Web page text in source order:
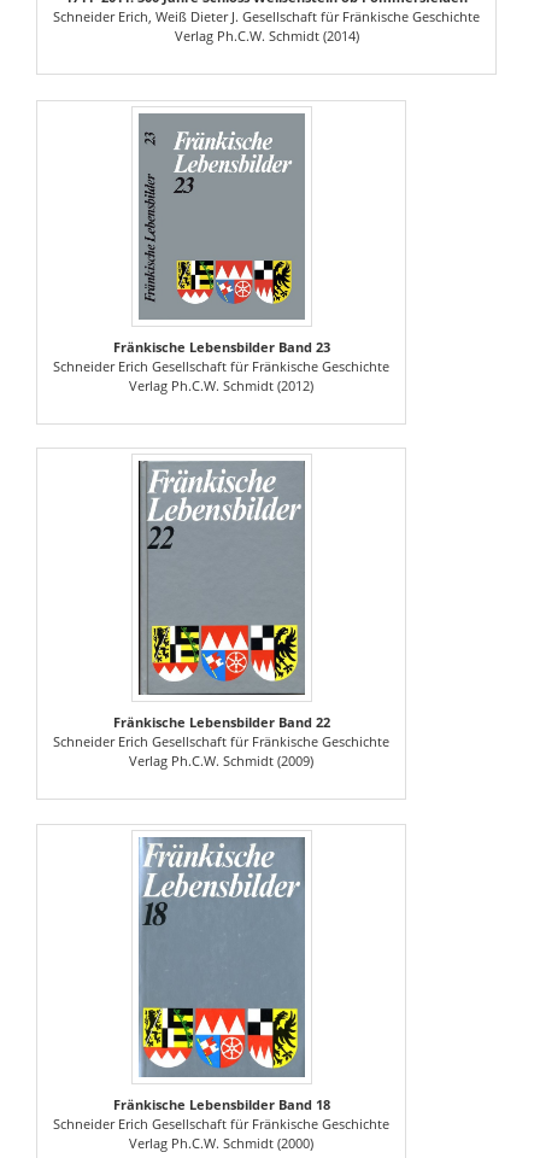
Schneider Erich, Weiß Dieter J. Gesellschaft für Fränkische Geschichte
Verlag Ph.C.W. Schmidt (2014)
Fränkische Lebensbilder Band 23
Schneider Erich Gesellschaft für Fränkische Geschichte
Verlag Ph.C.W. Schmidt (2012)
Fränkische Lebensbilder Band 22
Schneider Erich Gesellschaft für Fränkische Geschichte
Verlag Ph.C.W. Schmidt (2009)
Fränkische Lebensbilder Band 18
Schneider Erich Gesellschaft für Fränkische Geschichte
Verlag Ph.C.W. Schmidt (2000)